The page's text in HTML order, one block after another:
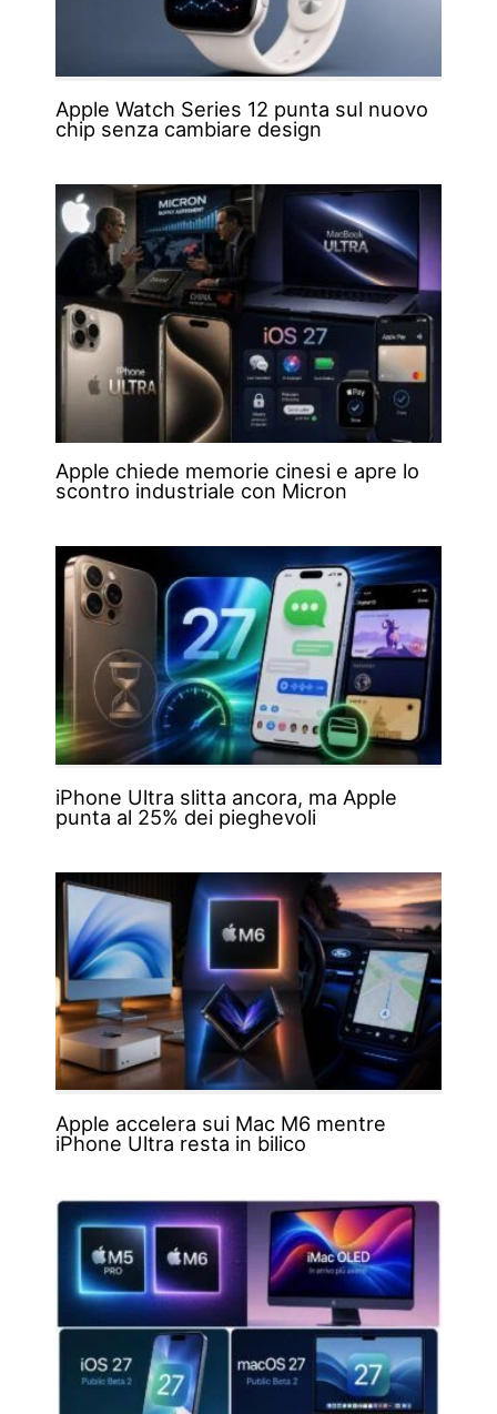
Apple Watch Series 12 punta sul nuovo
chip senza cambiare design
Apple chiede memorie cinesi e apre lo
scontro industriale con Micron
iPhone Ultra slitta ancora, ma Apple
punta al 25% dei pieghevoli
Apple accelera sui Mac M6 mentre
iPhone Ultra resta in bilico